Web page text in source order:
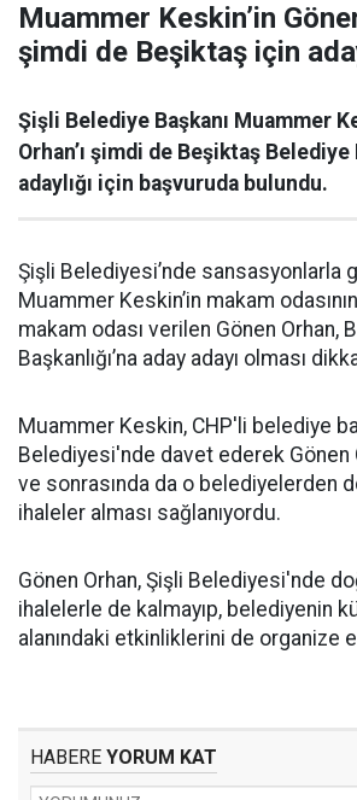
Muammer Keskin’in
şimdi de Beşiktaş için
Şişli Belediye Başkanı Muammer
Orhan’ı şimdi de Beşiktaş Belediye
adaylığı için başvuruda bulundu.
Şişli Belediyesi’nde sansasyonlarla
Muammer Keskin’in makam
makam odası verilen Gönen Orhan,
Başkanlığı’na aday adayı olması
Muammer Keskin, CHP'li belediye
Belediyesi'nde davet ederek Gönen
ve sonrasında da o belediyelerden
ihaleler alması sağlanıyordu.
Gönen Orhan, Şişli Belediyesi'nde
ihalelerle de kalmayıp, belediyenin
alanındaki etkinliklerini de organize
HABERE YORUM KAT